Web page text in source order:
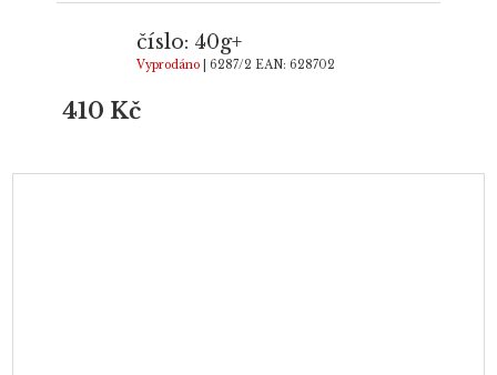
číslo: 40g+
Vyprodáno | 6287/2EAN: 628702
410 Kč